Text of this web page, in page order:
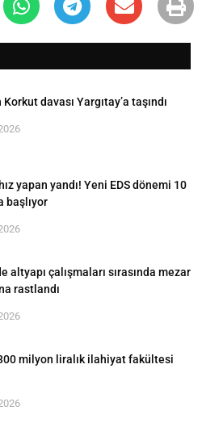
davası Yargıtay’a taşındı
yapan yandı! Yeni EDS dönemi 10
başlıyor
altyapı çalışmaları sırasında mezar
rastlandı
300 milyon liralık ilahiyat fakültesi